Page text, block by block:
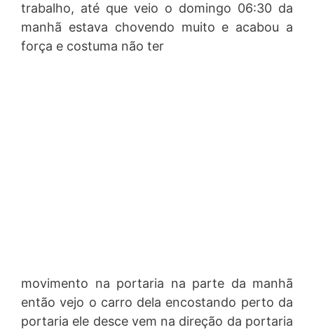
trabalho, até que veio o domingo 06:30 da
manhã estava chovendo muito e acabou a
força e costuma não ter
movimento na portaria na parte da manhã
então vejo o carro dela encostando perto da
portaria ele desce vem na direção da portaria